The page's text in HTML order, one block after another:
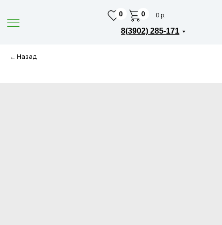
8(3902) 285-171
0 0 р.
0
← Назад